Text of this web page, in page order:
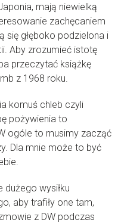
mają niewielką
zachęcaniem
się głęboko podzielona i
Aby zrozumieć istotę
przeczytać książkę
z 1968 roku.
komuś chleb czyli
pożywienia to
ogóle to musimy zacząć
Dla mnie może to być
wysiłku
aby trafiły one tam,
z DW podczas